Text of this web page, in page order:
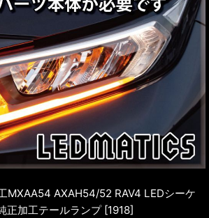
MXAA54 AXAH54/52 RAV4 LEDシーケ
正加工テールランプ [1918]